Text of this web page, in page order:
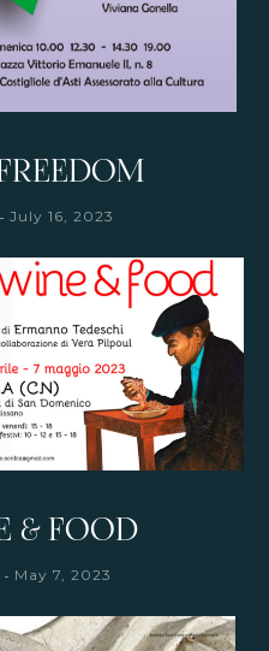
- July 16, 2023
& FOOD
- May 7, 2023